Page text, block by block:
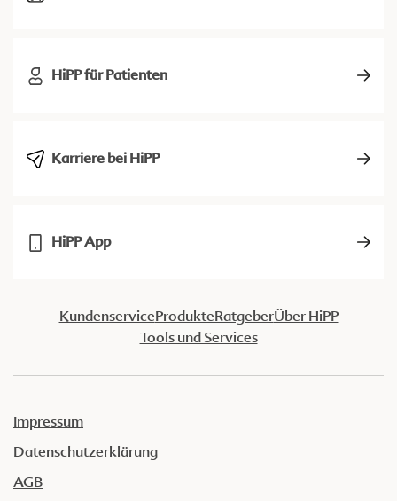
HiPP für Patienten
Karriere bei HiPP
HiPP App
KundenserviceProdukteRatgeberÜber HiPP
Tools und Services
Impressum
Datenschutzerklärung
AGB